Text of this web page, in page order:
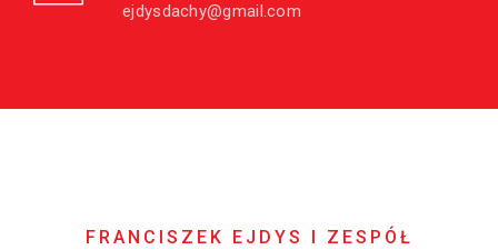
ejdysdachy@gmail.com
FRANCISZEK EJDYS I ZESPÓŁ